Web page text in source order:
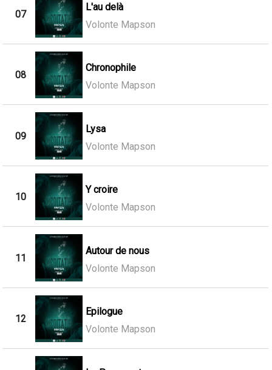
07
L'au delà
Volonte Mapson
08
Chronophile
Volonte Mapson
09
Lysa
Volonte Mapson
10
Y croire
Volonte Mapson
11
Autour de nous
Volonte Mapson
12
Epilogue
Volonte Mapson